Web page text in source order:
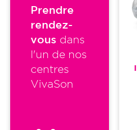
Prendre
rendez-
vous dans
l'un de nos
centres
VivaSon